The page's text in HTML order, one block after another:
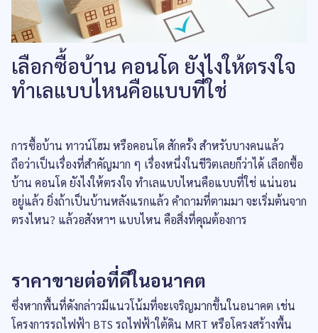
เลือกซื้อบ้าน คอนโด ยังไงให้ตรงใจ
ทำเลแบบไหนคือแบบที่ใช่
การซื้อบ้าน ทาวน์โฮม หรือคอนโด สักครั้ง สำหรับบางคนแล้ว
ถือว่าเป็นเรื่องที่สำคัญมาก ๆ เรื่องหนึ่งในชีวิตเลยก็ว่าได้ เลือกซื้อ
บ้าน คอนโด ยังไงให้ตรงใจ ทำเลแบบไหนคือแบบที่ใช่ แน่นอน
อยู่แล้ว ยิ่งถ้าเป็นบ้านหลังแรกแล้ว คำถามที่ตามมา จะเริ่มต้นจาก
ตรงไหน? แล้วอสังหาฯ แบบไหน คือสิ่งที่คุณต้องการ
ราคาขายต่อที่ดีในอนาคต
ซึ่งหากพื้นที่ดังกล่าวมีแนวโน้มที่จะเจริญมากขึ้นในอนาคต เช่น
โครงการรถไฟฟ้า BTS รถไฟฟ้าใต้ดิน MRT หรือโครงสร้างพื้น